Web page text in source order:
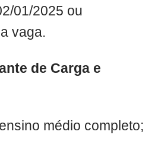
01/2025 ou
vaga.
de Carga e
médio completo;